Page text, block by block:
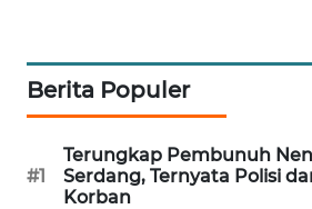
Berita Populer
#1
Terungkap Pembunuh
Serdang, Ternyata Polisi
Korban
LAPAK
WAHANA
Network